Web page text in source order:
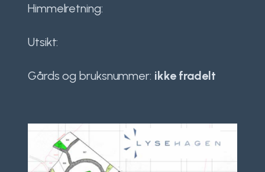
Himmelretning:
Utsikt:
Gårds og bruksnummer: ikke fradelt